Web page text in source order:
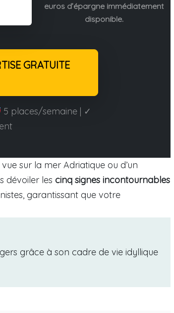
euros d’épargne immédiatement
disponible.
GRATUITE
5 places/semaine | ✓
sur la mer Adriatique ou d’un
dévoiler les cinq signes incontournables
garantissant que votre
grâce à son cadre de vie idyllique